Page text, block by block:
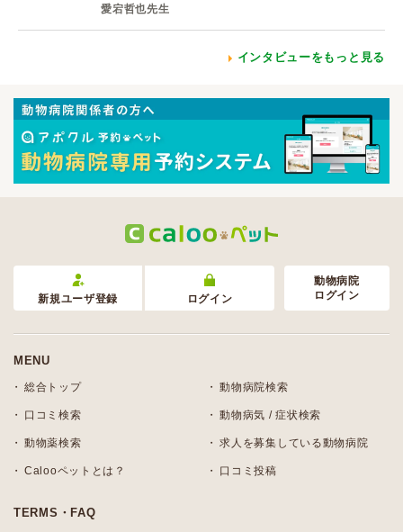
愛宕哲也先生
インタビューをもっと見る
新規ユーザ登録 ログイン
動物病院
ログイン
MENU
総合トップ 動物病院検索
口コミ検索 動物病気 / 症状検索
動物薬検索 求人を募集している動物病院
Calooペットとは？ 口コミ投稿
TERMS・FAQ